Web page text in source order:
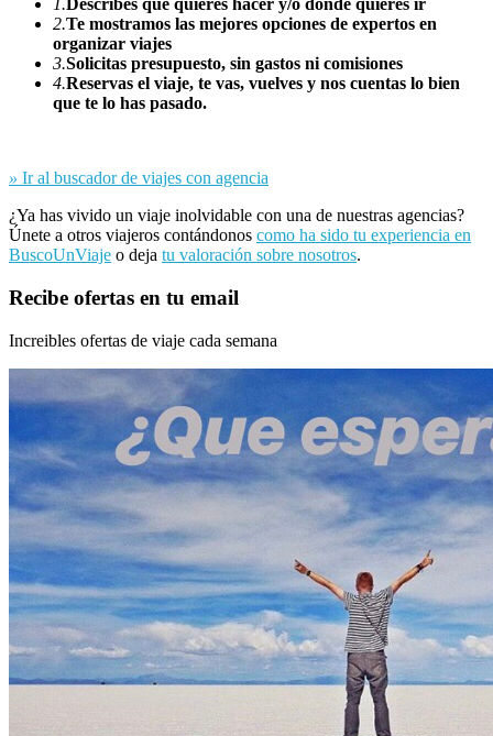
1. Describes qué quieres hacer y/o dónde quieres ir
2.Te mostramos las mejores opciones de expertos en
organizar viajes
3.Solicitas presupuesto, sin gastos ni comisiones
4.Reservas el viaje, te vas, vuelves y nos cuentas lo bien
que te lo has pasado.
» Ir al buscador de viajes con agencia
¿Ya has vivido un viaje inolvidable con una de nuestras agencias?
Únete a otros viajeros contándonos como ha sido tu experiencia en
BuscoUnViaje o deja tu valoración sobre nosotros.
Recibe ofertas en tu email
Increibles ofertas de viaje cada semana